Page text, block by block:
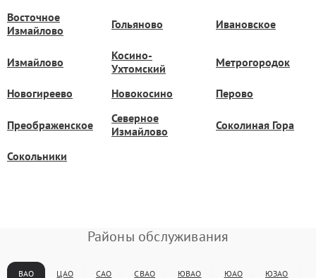
Восточное
Измайлово
Гольяново Ивановское
Измайлово
Косино-
Ухтомский
Метрогородок
Новогиреево Новокосино Перово
Преображенское
Северное
Измайлово
Соколиная Гора
Сокольники
Районы обслуживания
ВАО ЦАО САО СВАО ЮВАО ЮАО ЮЗАО